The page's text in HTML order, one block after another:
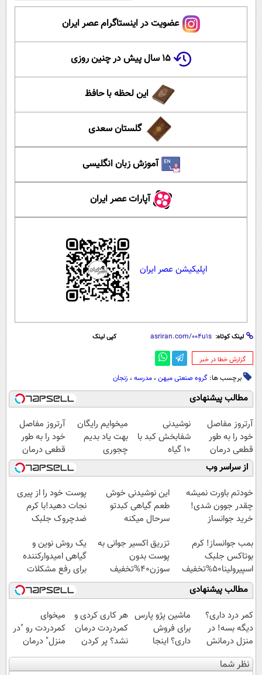
عضویت در اینستاگرام عصر ایران
۱۵ سال پیش در چنین روزی
این لحظه با حافظ
گلستان سعدی
آموزش زبان انگلیسی
آپارات عصر ایران
اپلیکیشن عصر ایران
لینک کوتاه: کپی لینک
‌گزارش خطا در خبر
برچسب ها: گروه صنعتی میهن ، مدرسه ، زنجان
مطالب پیشنهادی
آرتروز مفاصل
خود را به طور
قطعی درمان
کنید!
◂پرسش‌نامه▸
نوشیدنی
شفابخش کبد با
10 گیاه
موثر(تخفیف تا
امشب)
میخوایم رایگان
بهت یاد بدیم
چجوری
پولدارشی! باور
نداری امتحانش
مجانیه
آرتروز مفاصل
خود را به طور
قطعی درمان
کنید!
◗پرسش‌نامه◖
از سراسر وب
خودتم باورت نمیشه
چقدر جوون شدی!
خرید جوانساز
ویژه
این نوشیدنی خوش
طعم گیاهی کبدتو
سرحال میکنه
پوست خود را از پیری
نجات دهید!با کرم
ضدچروک جلبک
بمب جوانساز! کرم
بوتاکس جلبک
اسپیرولینا50%تخفیف
تزریق اکسیر جوانی به
پوست بدون
سوزن40%تخفیف
یک روش نوین و
گیاهی امیدوارکننده
برای رفع مشکلات
کبدی55%تخفیف
مطالب پیشنهادی
کمر درد داری؟
دیگه بسه! در
منزل درمانش
کن
(◀پرسش‌نامه)
ماشین پژو پارس
برای فروش
داری؟ اینجا
سریع بفروشش
هر کاری کردی و
کمردردت درمان
نشد؟ پر کردن
پرسشنامه و
میخوای
کمردردت رو "در
منزل" درمان
کنی؟ (◂فیلم +
نظر شما